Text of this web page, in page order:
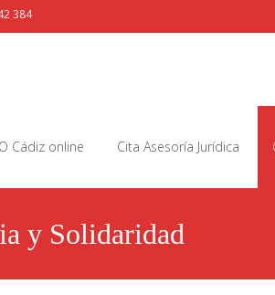
384
Cádiz online Cita Asesoría Jurídica
y Solidaridad